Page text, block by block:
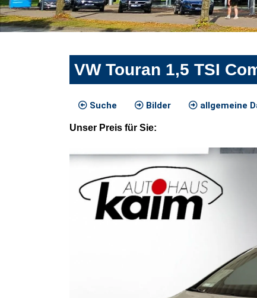
VW Touran 1,5 TSI
Suche Bilder allgemeine
Unser Preis für Sie: